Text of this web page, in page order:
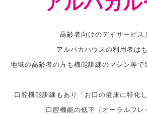
高齢者向けのデイサービス
アルパカハウスの利用者は
地域の高齢者の方も機能訓練のマシン等で
口腔機能訓練もあり「お口の健康に特化
口腔機能の低下（オーラルフレ